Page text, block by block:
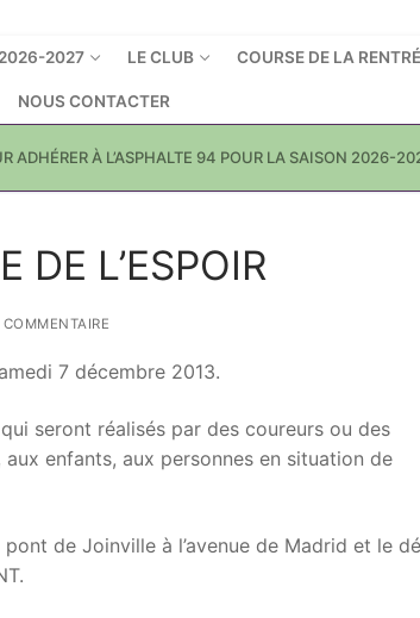
2027 LE CLUB COURSE DE LA
NOUS CONTACTER
ADHÉRER À L’ASPHALTE 94 POUR LA SAISON 2026-
L’ESPOIR
7 décembre 2013.
seront réalisés par des coureurs ou des
enfants, aux personnes en situation de
de Joinville à l’avenue de Madrid et le